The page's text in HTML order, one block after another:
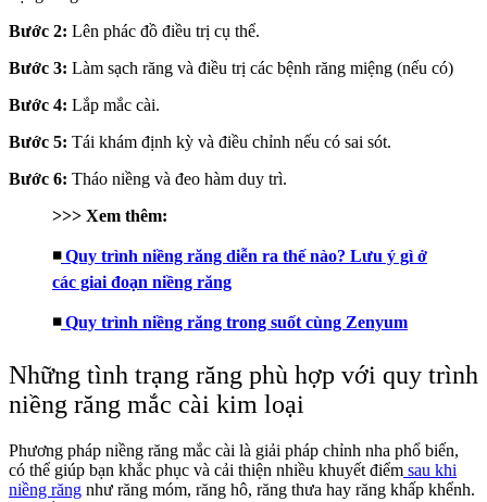
Bước 2: Lên phác đồ điều trị cụ thể.
Bước 3: Làm sạch răng và điều trị các bệnh răng miệng (nếu có)
Bước 4: Lắp mắc cài.
Bước 5: Tái khám định kỳ và điều chỉnh nếu có sai sót.
Bước 6: Tháo niềng và đeo hàm duy trì.
>>> Xem thêm:
◾ Quy trình niềng răng diễn ra thế nào? Lưu ý gì ở
các giai đoạn niềng răng
◾Quy trình niềng răng trong suốt cùng Zenyum
Những tình trạng răng phù hợp với quy trình
niềng răng mắc cài kim loại
Phương pháp niềng răng mắc cài là giải pháp chỉnh nha phổ biến,
có thể giúp bạn khắc phục và cải thiện nhiều khuyết điểm sau khi
niềng răng như răng móm, răng hô, răng thưa hay răng khấp khểnh.